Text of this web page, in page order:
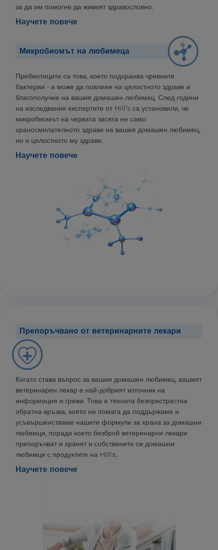
за да им помогне да живеят здравословно.
Научете повече
Микробиомът на любимеца
Пребиотиците са това, което подхранва чревните
бактерии - и може да повлияе на цялостното здраве и
благополучие на вашия домашен любимец. След години
на изследвания експертите от Hill’s са установили, че
микробиомът на червата засяга не само
храносмилателното здраве на вашия домашен любимец,
но и цялостното му здраве.
Научете повече
Препоръчвано от ветеринарните лекари
Когато става въпрос за вашия домашен любимец, вашият
ветеринарен лекар е най-добрият източник на
информация и грижи. Това е тяхната безпристрастна
обратна връзка, която ни помага да поддържаме и
усъвършенстваме нашите формули за храна за домашни
любимци, поради което безброй ветеринарни лекари
препоръчват и хранят и собствените си домашни
любимци с продуктите на Hill's.
Научете повече